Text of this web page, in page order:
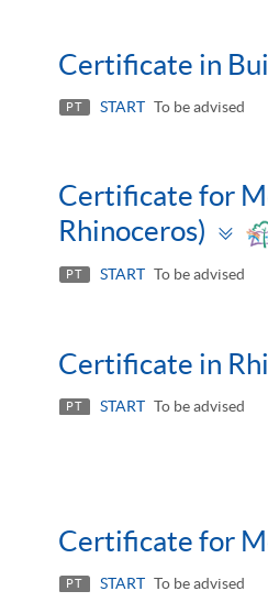
Certificate in
PT START To be advised
Certificate for
Rhinoceros)
PT START To be advised
Certificate in
PT START To be advised
Certificate for
PT START To be advised